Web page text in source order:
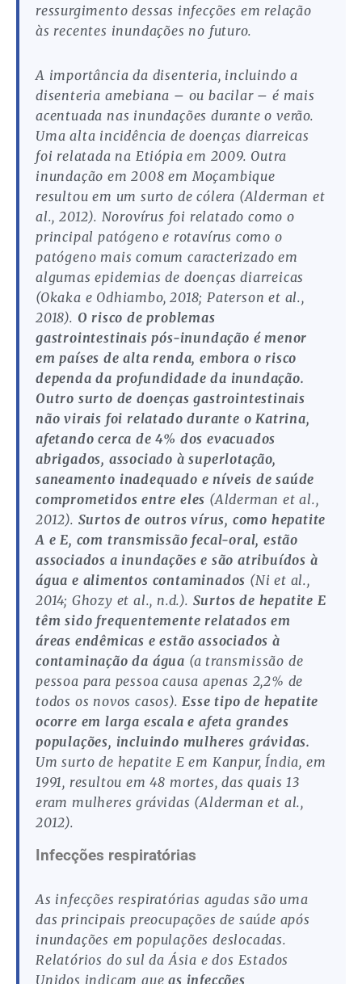
ressurgimento dessas infecções em relação
às recentes inundações no futuro.
A importância da disenteria, incluindo a
disenteria amebiana – ou bacilar – é mais
acentuada nas inundações durante o verão.
Uma alta incidência de doenças diarreicas
foi relatada na Etiópia em 2009. Outra
inundação em 2008 em Moçambique
resultou em um surto de cólera (Alderman et
al., 2012). Norovírus foi relatado como o
principal patógeno e rotavírus como o
patógeno mais comum caracterizado em
algumas epidemias de doenças diarreicas
(Okaka e Odhiambo, 2018; Paterson et al.,
2018). O risco de problemas
gastrointestinais pós-inundação é menor
em países de alta renda, embora o risco
dependa da profundidade da inundação.
Outro surto de doenças gastrointestinais
não virais foi relatado durante o Katrina,
afetando cerca de 4% dos evacuados
abrigados, associado à superlotação,
saneamento inadequado e níveis de saúde
comprometidos entre eles (Alderman et al.,
2012). Surtos de outros vírus, como hepatite
A e E, com transmissão fecal-oral, estão
associados a inundações e são atribuídos à
água e alimentos contaminados (Ni et al.,
2014; Ghozy et al., n.d.). Surtos de hepatite E
têm sido frequentemente relatados em
áreas endêmicas e estão associados à
contaminação da água (a transmissão de
pessoa para pessoa causa apenas 2,2% de
todos os novos casos).Esse tipo de hepatite
ocorre em larga escala e afeta grandes
populações, incluindo mulheres grávidas.
Um surto de hepatite E em Kanpur, Índia, em
1991, resultou em 48 mortes, das quais 13
eram mulheres grávidas (Alderman et al.,
2012).
Infecções respiratórias
As infecções respiratórias agudas são uma
das principais preocupações de saúde após
inundações em populações deslocadas.
Relatórios do sul da Ásia e dos Estados
Unidos indicam queas infecções